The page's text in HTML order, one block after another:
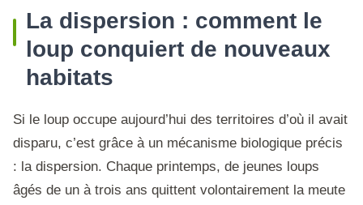
La dispersion : comment le
loup conquiert de nouveaux
habitats
Si le loup occupe aujourd’hui des territoires d’où il avait
disparu, c’est grâce à un mécanisme biologique précis
: la dispersion. Chaque printemps, de jeunes loups
âgés de un à trois ans quittent volontairement la meute